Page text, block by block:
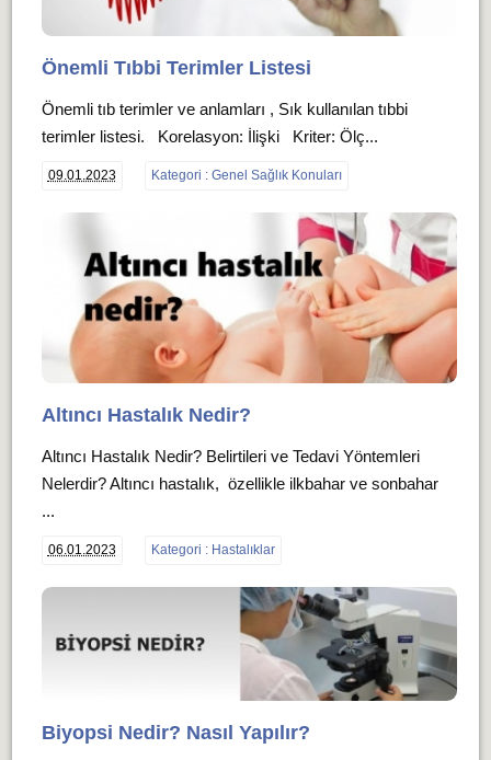
Önemli Tıbbi Terimler Listesi
Önemli tıb terimler ve anlamları , Sık kullanılan tıbbi
terimler listesi. Korelasyon: İlişki Kriter: Ölç...
09.01.2023 Kategori : Genel Sağlık Konuları
Altıncı Hastalık Nedir?
Altıncı Hastalık Nedir? Belirtileri ve Tedavi Yöntemleri
Nelerdir? Altıncı hastalık, özellikle ilkbahar ve sonbahar
...
06.01.2023 Kategori : Hastalıklar
Biyopsi Nedir? Nasıl Yapılır?